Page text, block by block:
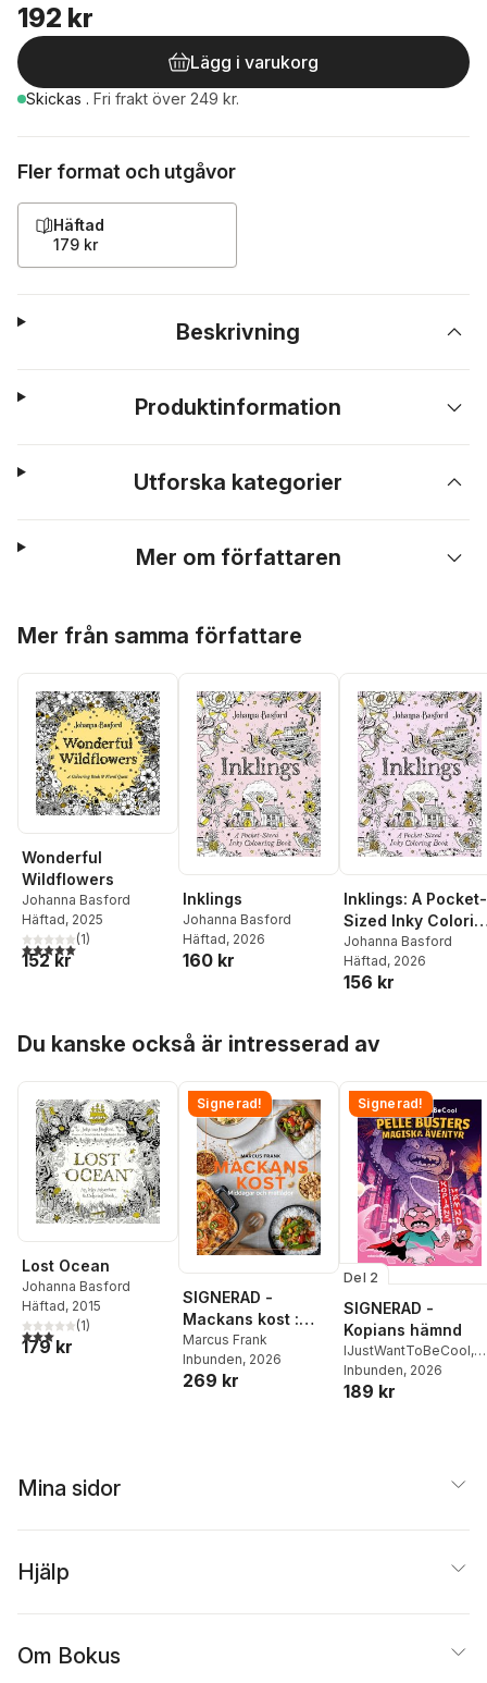
192 kr
Lägg i varukorg
Skickas . Fri frakt över 249 kr.
Fler format och utgåvor
Häftad
179 kr
Beskrivning
Produktinformation
Utforska kategorier
Mer om författaren
Mer från samma författare
Wonderful
Wildflowers
Johanna Basford
Häftad, 2025
5,0utav 5 stjärnor. Totalt antal röster:
(1)
152 kr
Inklings
Johanna Basford
Häftad, 2026
160 kr
Inklings: A Pocket-
Sized Inky
Book
Johanna Basford
Häftad, 2026
156 kr
Du kanske också är intresserad av
Lost Ocean
Johanna Basford
Häftad, 2015
3,0utav 5 stjärnor. Totalt antal röster:
(1)
179 kr
Signerad!
SIGNERAD -
Mackans kost :
Middagar och
matlådor
Marcus Frank
Inbunden, 2026
269 kr
Signerad!
Del 2
SIGNERAD -
Kopians hämnd
IJustWantToBeCool,
Joel Adolphson
Ejdemo Beer
Inbunden, 2026
189 kr
Mina sidor
Hjälp
Om Bokus